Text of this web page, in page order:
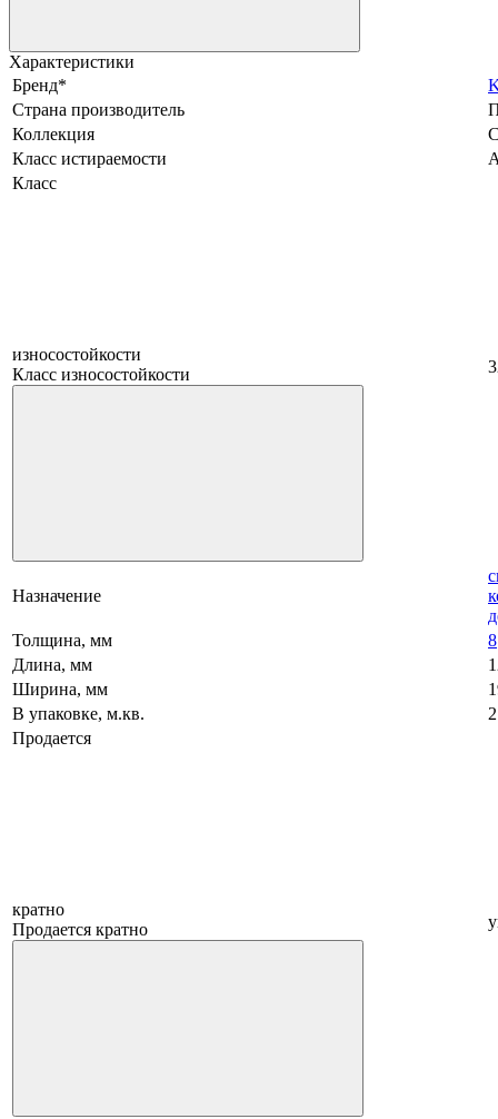
Характеристики
Бренд*
Страна производитель
Коллекция
Класс истираемости
Класс
износостойкости
Класс износостойкости
Назначение
Толщина, мм
8
Длина, мм
Ширина, мм
В упаковке, м.кв.
Продается
кратно
Продается кратно